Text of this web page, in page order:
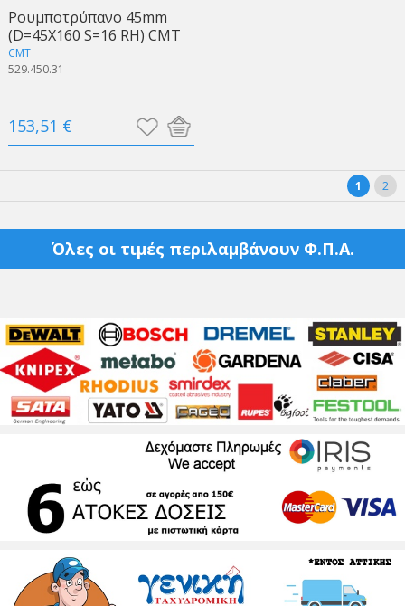
Ρουμποτρύπανο 45mm
(D=45X160 S=16 RH) CMT
CMT
529.450.31
153,51 €
1 2
Όλες οι τιμές περιλαμβάνουν Φ.Π.Α.